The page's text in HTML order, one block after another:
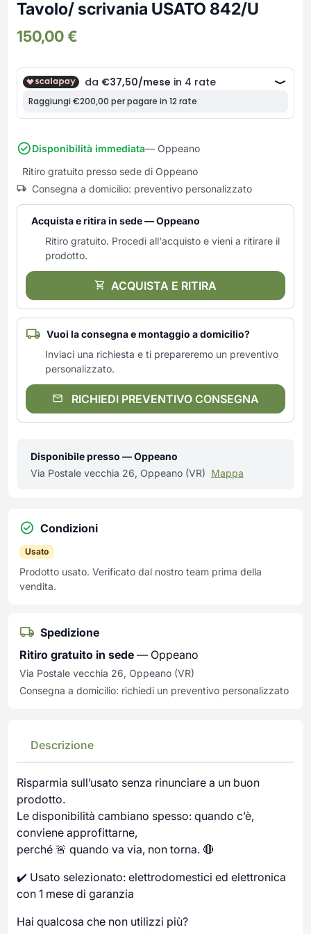
Frullatori
Macchine caffe e capsule
Robot Da Cucina
Sbattitori
Spremiagrumi e Centrifughe
Tostapane
Tritacarne
Tritaverdure elettrici
Utensili da cucina
Yogurtiere
Lampade da parete
Lampade da tavolo
Mobili Ingresso
Scarpiere
SOGGIORNO
Complementi Soggiorno
Sedie e Sgabelli
Soggiorni e Pareti
Tavoli e Tavolini
UFFICIO
Banconi Reception
Mobili per ufficio
Moduli per ufficio
Poltrone Barber Shop
Tavolo/ scrivania USATO 842/U
150,00€
Disponibilità immediata— Oppeano
Ritiro gratuito presso sede di Oppeano
Consegna a domicilio: preventivo personalizzato
Acquista e ritira in sede — Oppeano
Ritiro gratuito. Procedi all'acquisto e vieni a ritirare il
prodotto.
ACQUISTA E RITIRA
Vuoi la consegna e montaggio a domicilio?
Inviaci una richiesta e ti prepareremo un preventivo
personalizzato.
RICHIEDI PREVENTIVO CONSEGNA
Disponibile presso — Oppeano
Via Postale vecchia 26, Oppeano (VR) Mappa
Condizioni
Usato
Prodotto usato. Verificato dal nostro team prima della
vendita.
Spedizione
Ritiro gratuito in sede — Oppeano
Via Postale vecchia 26, Oppeano (VR)
Consegna a domicilio: richiedi un preventivo personalizzato
Descrizione
Risparmia sull’usato senza rinunciare a un buon
prodotto.
Le disponibilità cambiano spesso: quando c’è,
conviene approfittarne,
perché 🚨 quando va via, non torna. 🔴
✔️ Usato selezionato: elettrodomestici ed elettronica
con 1 mese di garanzia
Hai qualcosa che non utilizzi più?